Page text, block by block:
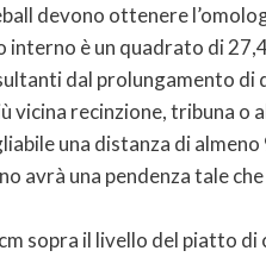
devono ottenere
è un quadrato di
dal prolungamento di
vicina recinzione, tribuna
una distanza di
avrà una pendenza tale
sopra il livello del piatto di